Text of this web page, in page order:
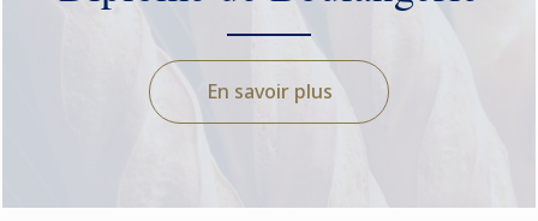
En savoir plus